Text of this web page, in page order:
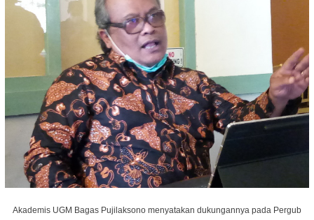
Akademis UGM Bagas Pujilaksono menyatakan dukungannya pada Pergub